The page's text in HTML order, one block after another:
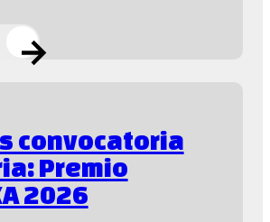
convocatoria
Premio
2026